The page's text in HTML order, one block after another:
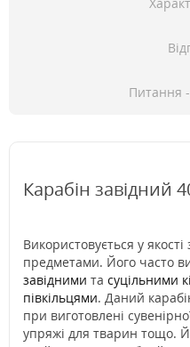
Питання -
Карабін завідний
Використовується у
предметами. Його часто
завідними та суцільними
півкільцями. Даний
при виготовлені
упряжі для тварин тощо.